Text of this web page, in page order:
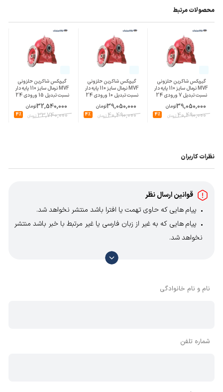
محصولات مرتبط
گیربکس شاکرین حلزونی
MVF نرمال سایز 110 پایه دار
نسبت تبدیل 7 ورودی 24
پوسته چدن
39,050,000تومان
40,490,000تومان 4%
گیربکس شاکرین حلزونی
MVF نرمال سایز 110 پایه دار
نسبت تبدیل 10 ورودی 24
پوسته چدن
39,050,000تومان
40,490,000تومان 4%
گیربکس شاکرین حلزونی
MVF نرمال سایز 110 پایه دار
نسبت تبدیل 15 ورودی 24
پوسته چدن
32,540,000تومان
33,740,000تومان 4%
نظرات کاربران
قوانین ارسال نظر
پیام هایی که حاوی تهمت یا افترا باشد منتشر نخواهد شد.
پیام هایی که به غیر از زبان فارسی یا غیر مرتبط با خبر باشد منتشر
نخواهد شد.
با توجه به آن که امکان موافقت یا مخالفت با محتوای نظرات
وجود دارد، معمولا نظراتی که محتوای مشابه دارند، انتشار نمی‌یابند
نام و نام خانوادگی
شماره تلفن